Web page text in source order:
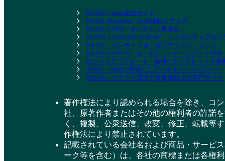
BOXIL - SaaS比較サイト
BOXIL Magazine - SaaS情報メディア
BOXIL EXPO - オンライン展示会
JAPAN LEADERS SUMMIT- エグゼクティブカン
BALES - インサイドセールスアウトソーシング
BALES CLOUD - セールスエンゲージメントSaaS
ビジネステンプレート - 便利なテンプレートを無
ADXL - SaaSに特化したデジタルエージェンシー
BizHint - クラウド活用と生産性向上の専門サイト
著作権法により認められる場合を除き、コ
社、原著作者またはその他の権利者の許諾
く、複製、公衆送信、改変、修正、転載等
作権法により禁止されています。
記載されている会社名および商品・サービ
ーク等を含む）は、各社の商標または各権